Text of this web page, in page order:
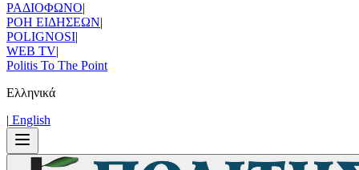
ΡΑΔΙΟΦΩΝΟ|
ΡΟΗ ΕΙΔΗΣΕΩΝ|
POLIGNOSI|
WEB TV|
Politis To The Point
Ελληνικά
| Εnglish